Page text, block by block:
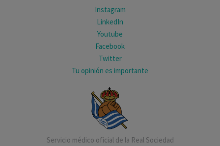
Instagram
LinkedIn
Youtube
Facebook
Twitter
Tu opinión es importante
Servicio médico oficial de la Real Sociedad